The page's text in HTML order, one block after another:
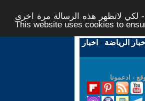
لاتظهر هذه الرسالة مرة اخرى -
This website uses cookies to
اخبار الرياضة - اخبار
- ادعمونا